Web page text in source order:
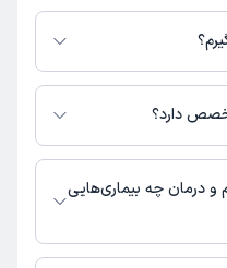
فعال و نوبت‌دهی باز در پلتفرم
دریافت نوبت اقدام کنید. در
مشاهده نوبت‌های آزاد، آدرس
پزشک، ساعات کاری و سایر
ممکن است در پروفایل ایشان در
دارد؟
تخصص دارند:
و درمان چه بیماری‌هایی
مرتبط با داروسازی